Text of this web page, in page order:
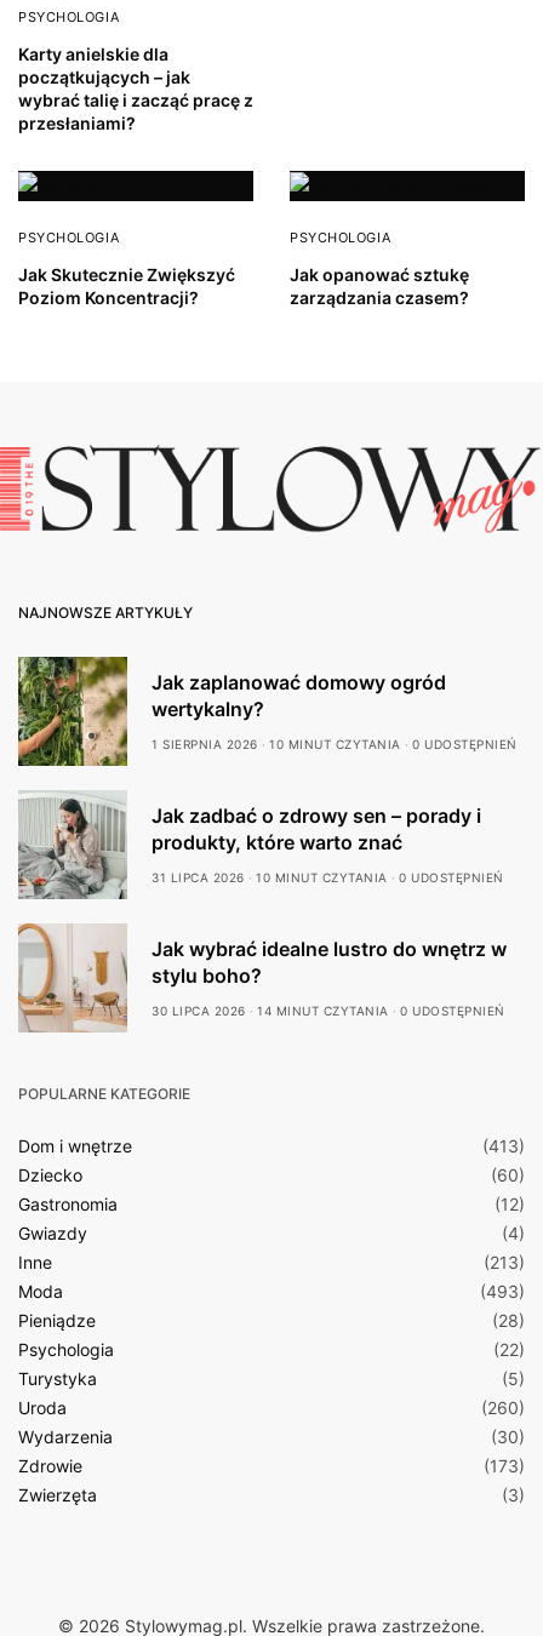
PSYCHOLOGIA
Karty anielskie dla
początkujących – jak
wybrać talię i zacząć pracę z
przesłaniami?
PSYCHOLOGIA
Jak Skutecznie Zwiększyć
Poziom Koncentracji?
PSYCHOLOGIA
Jak opanować sztukę
zarządzania czasem?
NAJNOWSZE ARTYKUŁY
Jak zaplanować domowy ogród
wertykalny?
1 SIERPNIA 2026 10 MINUT CZYTANIA 0 UDOSTĘPNIEŃ
Jak zadbać o zdrowy sen – porady i
produkty, które warto znać
31 LIPCA 2026 10 MINUT CZYTANIA 0 UDOSTĘPNIEŃ
Jak wybrać idealne lustro do wnętrz w
stylu boho?
30 LIPCA 2026 14 MINUT CZYTANIA 0 UDOSTĘPNIEŃ
POPULARNE KATEGORIE
Dom i wnętrze
(413)
Dziecko
(60)
Gastronomia
(12)
Gwiazdy
(4)
Inne
(213)
Moda
(493)
Pieniądze
(28)
Psychologia
(22)
Turystyka
(5)
Uroda
(260)
Wydarzenia
(30)
Zdrowie
(173)
Zwierzęta
(3)
© 2026 Stylowymag.pl. Wszelkie prawa zastrzeżone.